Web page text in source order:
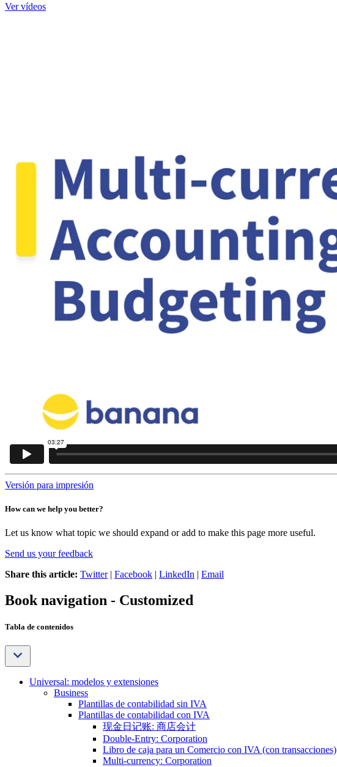
Ver vídeos
Versión para impresión
How can we help you better?
Let us know what topic we should expand or add to make this page more useful.
Send us your feedback
Share this article: Twitter| Facebook | LinkedIn | Email
Book navigation - Customized
Tabla de contenidos
Universal: modelos y extensiones
Business
Plantillas de contabilidad sin IVA
Plantillas de contabilidad con IVA
现金日记账: 商店会计
Double-Entry: Corporation
Libro de caja para un Comercio con IVA (con transacciones)
Multi-currency: Corporation